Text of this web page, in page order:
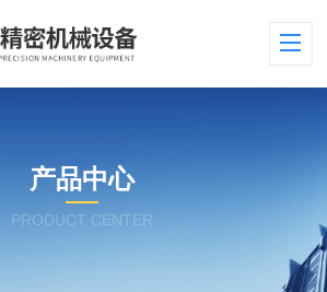
产品中心
PRODUCT CENTER